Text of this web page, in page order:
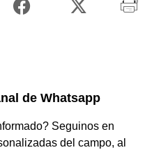
de Whatsapp
Seguinos en
del campo, al